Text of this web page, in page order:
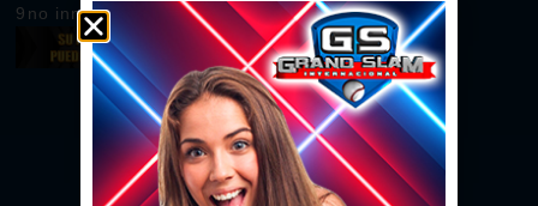
9no inning
02/08/2026
Pages
remolca
dos con
sencillo |
02/08/2026
Ceddanne
Rafaela
pega HR